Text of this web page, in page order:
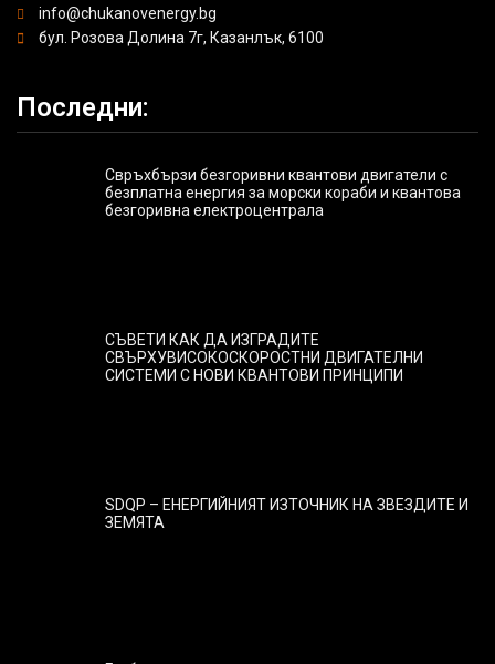
info@chukanovenergy.bg
бул. Розова Долина 7г, Казанлък, 6100
Последни:
Свръхбързи безгоривни квантови двигатели с
безплатна енергия за морски кораби и квантова
безгоривна електроцентрала
СЪВЕТИ КАК ДА ИЗГРАДИТЕ
СВЪРХУВИСОКОСКОРОСТНИ ДВИГАТЕЛНИ
СИСТЕМИ С НОВИ КВАНТОВИ ПРИНЦИПИ
SDQP – ЕНЕРГИЙНИЯТ ИЗТОЧНИК НА ЗВЕЗДИТЕ И
ЗЕМЯТА